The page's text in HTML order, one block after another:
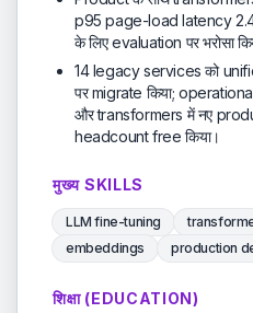
p95 page-load latency
के लिए evaluation पर भरोसा
14 legacy services को
पर migrate किया;
और transformers में नए
headcount free किया।
मुख्य SKILLS
LLM fine-tuning
embeddings
production
शिक्षा (EDUCATION)